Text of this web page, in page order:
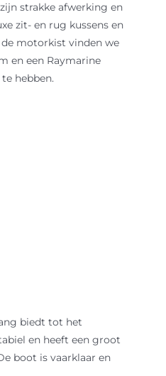
strakke afwerking en
zit- en rug kussens en
motorkist vinden we
en een Raymarine
hebben.
biedt tot het
en heeft een groot
boot is vaarklaar en